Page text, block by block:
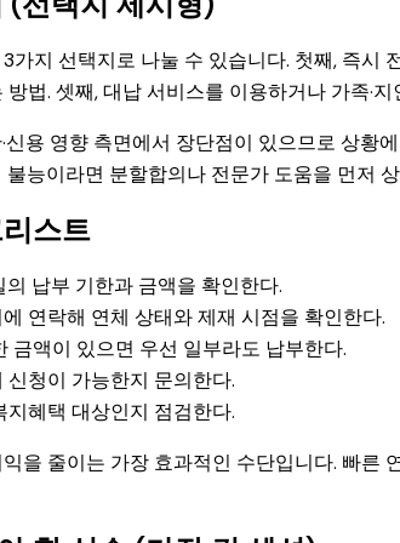
가지 선택지로 나눌 수 있습니다. 첫째, 즉시
법. 셋째, 대납 서비스를 이용하거나 가족·
신용 영향 측면에서 장단점이 있으므로 상
불능이라면 분할합의나 전문가 도움을 먼저
스트
의 납부 기한과 금액을 확인한다.
연락해 연체 상태와 제재 시점을 확인한다.
금액이 있으면 우선 일부라도 납부한다.
신청이 가능한지 문의한다.
지혜택 대상인지 점검한다.
을 줄이는 가장 효과적인 수단입니다. 빠른